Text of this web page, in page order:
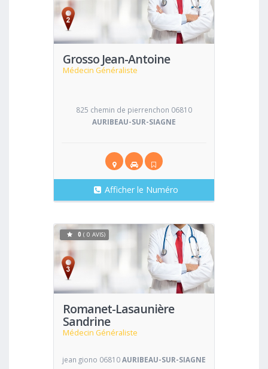
Grosso Jean-Antoine
Médecin Généraliste
Voir
825 chemin de pierrenchon 06810
AURIBEAU-SUR-SIAGNE
Afficher le Numéro
Romanet-Lasaunière
Sandrine
Médecin Généraliste
Voir
0 ( 0 AVIS)
jean giono 06810AURIBEAU-SUR-SIAGNE